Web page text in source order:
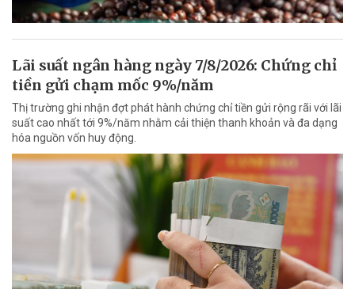
Lãi suất ngân hàng ngày 7/8/2026: Chứng chỉ
tiền gửi chạm mốc 9%/năm
Thị trường ghi nhận đợt phát hành chứng chỉ tiền gửi rộng rãi với lãi
suất cao nhất tới 9%/năm nhằm cải thiện thanh khoản và đa dạng
hóa nguồn vốn huy động.